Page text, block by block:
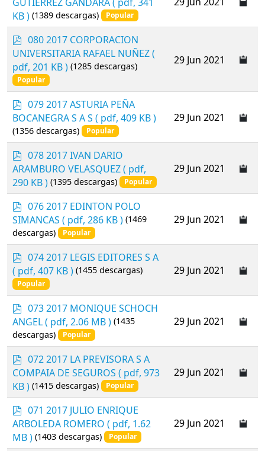
f
KB ) (1389 descargas) Popular
p
d
f
080 2017 CORPORACION
UNIVERSITARIA RAFAEL NUÑEZ(
pdf, 201 KB ) (1285 descargas)
Popular
29 Jun 2021
p
d
f
079 2017 ASTURIA PEÑA
BOCANEGRA S A S ( pdf, 409 KB )
(1356 descargas) Popular
29 Jun 2021
p
d
f
078 2017 IVAN DARIO
ARAMBURO VELASQUEZ( pdf,
290 KB ) (1395 descargas) Popular
29 Jun 2021
p
d
f
076 2017 EDINTON POLO
SIMANCAS ( pdf, 286 KB ) (1469
descargas)
Popular
29 Jun 2021
p
d
f
074 2017 LEGIS EDITORES S A
( pdf, 407 KB ) (1455 descargas)
Popular
29 Jun 2021
p
d
f
073 2017 MONIQUE SCHOCH
ANGEL( pdf, 2.06 MB ) (1435
descargas)
Popular
29 Jun 2021
p
d
f
072 2017 LA PREVISORA S A
COMPAIA DE SEGUROS ( pdf, 973
KB ) (1415 descargas) Popular
29 Jun 2021
p
d
f
071 2017 JULIO ENRIQUE
ARBOLEDA ROMERO ( pdf, 1.62
MB ) (1403 descargas) Popular
29 Jun 2021